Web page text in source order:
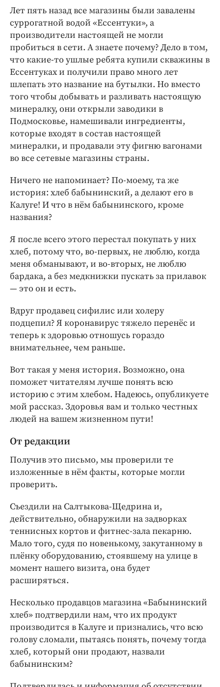
Лет пять назад все магазины были завалены
суррогатной водой «Ессентуки», а
производители настоящей не могли
пробиться в сети. А знаете почему? Дело в том,
что какие-то ушлые ребята купили скважины в
Ессентуках и получили право много лет
шлепать это название на бутылки. Но вместо
того чтобы добывать и разливать настоящую
минералку, они открыли заводики в
Подмосковье, намешивали ингредиенты,
которые входят в состав настоящей
минералки, и продавали эту фигню вагонами
во все сетевые магазины страны.
Ничего не напоминает? По-моему, та же
история: ​хлеб бабынинский, а делают его в
Калуге! И что в нём бабынинского, кроме
названия?
Я после всего этого перестал покупать у них
хлеб, потому что, во‑первых, не люблю, когда
меня обманывают, и во‑вторых, не люблю
бардака, а без медкнижки пускать за прилавок
— ​это он и есть.
Вдруг продавец сифилис или холеру
подцепил? Я коронавирус тяжело перенёс и
теперь к здоровью отношусь гораздо
внимательнее, чем раньше.
Вот такая у меня история. Возможно, она
поможет читателям лучше понять всю
историю с этим хлебом. Надеюсь, опубликуете
мой рассказ. Здоровья вам и только честных
людей на вашем жизненном пути!
От редакции
Получив это письмо, мы проверили те
изложенные в нём факты, которые могли
проверить.
Съездили на Салтыкова-Щедрина и,
действительно, обнаружили на задворках
теннисных кортов и фитнес-зала пекарню.
Мало того, судя по новенькому, закутанному в
плёнку оборудованию, стоявшему на улице в
момент нашего визита, она будет
расширяться.
Несколько продавцов магазина «Бабынинский
хлеб» подтвердили нам, что их продукт
производится в Калуге и признались, что всю
голову сломали, пытаясь понять, почему тогда
хлеб, который они продают, назвали
бабынинским?